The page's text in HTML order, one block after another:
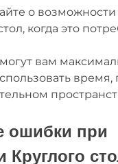
о возможности
когда это
вам
время,
ошибки при
Круглого